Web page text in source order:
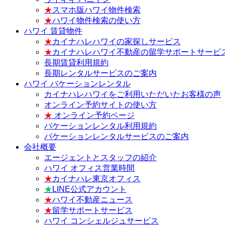
★スマホ版ハワイ物件検索
★ハワイ物件検索の使い方
ハワイ 賃貸物件
★カイナハレハワイの家探しサービス
★カイナハレハワイ不動産の留学サポートサービ
長期賃貸利用規約
長期レンタルサービスのご案内
ハワイ バケーションレンタル
カイナハレハワイをご利用いただいたお客様の声
オンライン予約サイトの使い方
★ オンライン予約ページ
バケーションレンタル利用規約
バケーションレンタルサービスのご案内
会社概要
エージェントとスタッフの紹介
ハワイ オフィス営業時間
★カイナハレ東京オフィス
★ LINE公式アカウント
★ハワイ不動産ニュース
★留学サポートサービス
ハワイ コンシェルジュサービス